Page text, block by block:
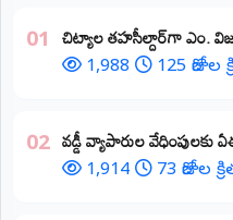
01 ​చిట్యాల తహసీల్దార్‌గా ఎం.
1,988 125 రోజుల
02 వడ్డీ వ్యాపారుల
1,914 73 రోజుల